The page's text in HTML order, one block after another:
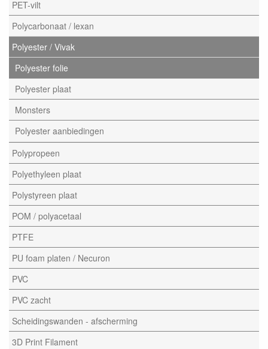
PET-vilt
Polycarbonaat / lexan
Polyester / Vivak
Polyester folie
Polyester plaat
Monsters
Polyester aanbiedingen
Polypropeen
Polyethyleen plaat
Polystyreen plaat
POM / polyacetaal
PTFE
PU foam platen / Necuron
PVC
PVC zacht
Scheidingswanden - afscherming
3D Print Filament